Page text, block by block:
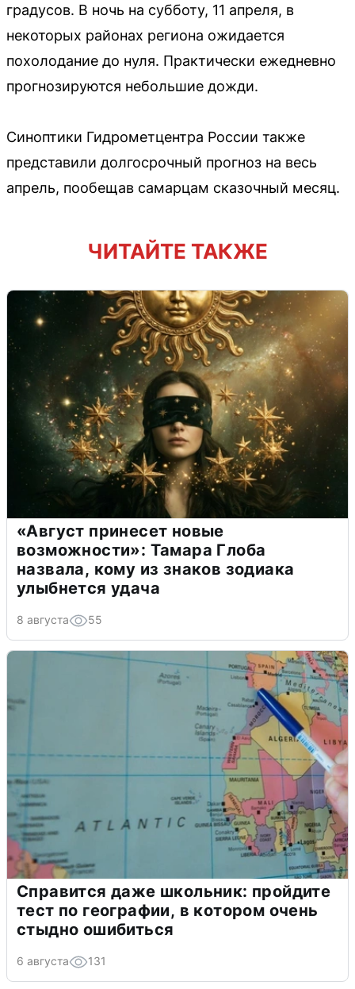
градусов. В ночь на субботу, 11 апреля, в
некоторых районах региона ожидается
похолодание до нуля. Практически ежедневно
прогнозируются небольшие дожди.
Синоптики Гидрометцентра России также
представили долгосрочный прогноз на весь
апрель, пообещав самарцам сказочный месяц.
ЧИТАЙТЕ ТАКЖЕ
«Август принесет новые
возможности»: Тамара Глоба
назвала, кому из знаков зодиака
улыбнется удача
8 августа 55
Справится даже школьник: пройдите
тест по географии, в котором очень
стыдно ошибиться
6 августа 131